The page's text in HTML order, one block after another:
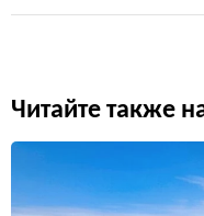
Читайте также